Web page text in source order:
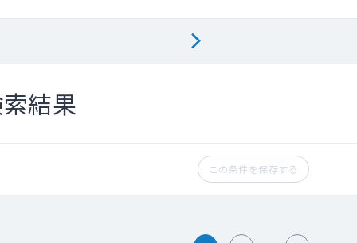
結果
この条件を保存する